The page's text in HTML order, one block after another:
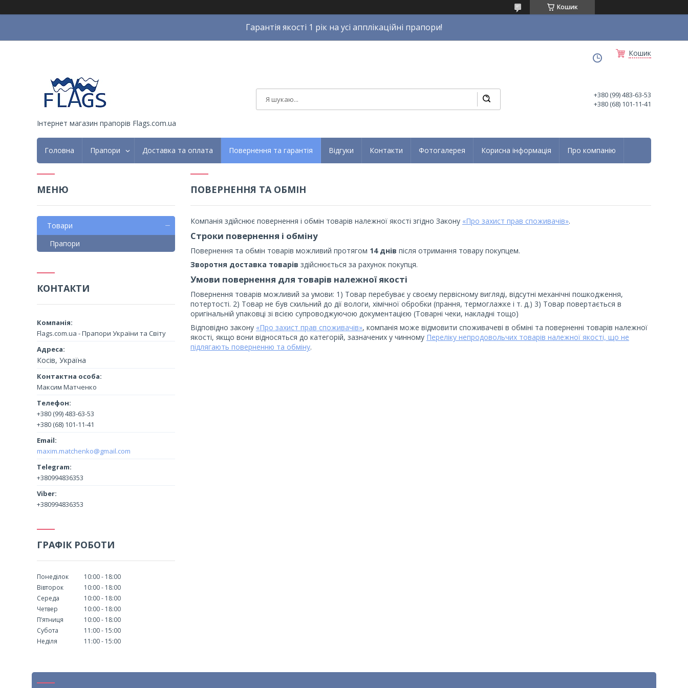
Кошик
Гарантія якості 1 рік на усі апплікаційні прапори!
Кошик
Інтернет магазин прапорів Flags.com.ua
+380 (99) 483-63-53
+380 (68) 101-11-41
Головна Прапори Доставка та оплата Повернення та гарантія Відгуки Контакти Фотогалерея Корисна інформація Про компанію
ПОВЕРНЕННЯ ТА ОБМІН
Компанія здійснює повернення і обмін товарів належної якості згідно Закону «Про захист прав споживачів».
Строки повернення і обміну
Повернення та обмін товарів можливий протягом 14 днів після отримання товару покупцем.
Зворотня доставка товарів здійснюється за рахунок покупця.
Умови повернення для товарів належної якості
Повернення товарів можливий за умови: 1) Товар перебуває у своєму первісному вигляді, відсутні механічні пошкодження,
потертості. 2) Товар не був схильний до дії вологи, хімічної обробки (прання, термоглажке і т. д.) 3) Товар повертається в
оригінальній упаковці зі всією супроводжуючою документацією (Товарні чеки, накладні тощо)
Відповідно закону «Про захист прав споживачів», компанія може відмовити споживачеві в обміні та поверненні товарів належної
якості, якщо вони відносяться до категорій, зазначених у чинному Переліку непродовольчих товарів належної якості, що не
підлягають поверненню та обміну.
Товари
Прапори
КОНТАКТИ
Flags.com.ua - Прапори України та Світу
Косів, Україна
Максим Матченко
+380 (99) 483-63-53
+380 (68) 101-11-41
maxim.matchenko@gmail.com
+380994836353
+380994836353
ГРАФІК РОБОТИ
Понеділок 10:00
18:00
Вівторок
10:00
18:00
Середа
10:00
18:00
Четвер
10:00
18:00
Пʼятниця
10:00
18:00
Субота
11:00
15:00
Неділя
11:00 15:00